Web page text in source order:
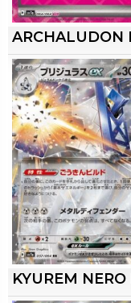
ARCHALUDON
KYUREM NERO